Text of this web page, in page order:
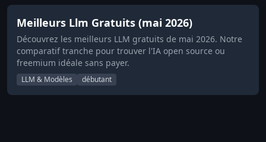
Meilleurs Llm Gratuits (mai 2026)
Découvrez les meilleurs LLM gratuits de mai 2026. Notre
comparatif tranche pour trouver l'IA open source ou
freemium idéale sans payer.
LLM & Modèles débutant